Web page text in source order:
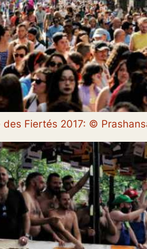
des Fiertés 2017: ©